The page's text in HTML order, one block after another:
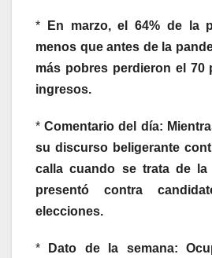
*
En marzo, el 64% de la
menos que antes de la
más pobres perdieron el 70
ingresos.
*Comentario del día:
su discurso beligerante
calla cuando se trata de
presentó contra
elecciones.
*
Dato de la semana: